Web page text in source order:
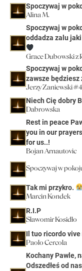
Spoczywaj w
Alina M.
Spoczywaj w
oddadza zalu
Grace Dubowski z
Spoczywaj w
zawsze będziesz
Jerzy Zaniewski #4
Niech Cię dobry
Dabrowska
Rest in peace
you in our
for us..!
Bojan Arnautovic
Spoczywaj w
Tak mi przykro.
Marcin Kondek
R.I.P
Sławomir Kosidło
Il tuo ricordo
Paolo Cercola
Kochany Pawle,
Odszedłeś od